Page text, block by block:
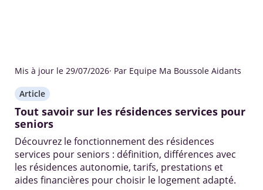
Mis à jour le 29/07/2026· Par Equipe Ma Boussole Aidants
Article
Tout savoir sur les résidences services pour
seniors
Découvrez le fonctionnement des résidences
services pour seniors : définition, différences avec
les résidences autonomie, tarifs, prestations et
aides financières pour choisir le logement adapté.